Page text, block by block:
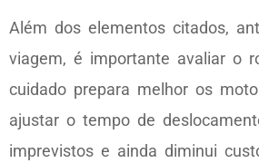
Além dos elementos citados,
viagem, é importante avaliar o
cuidado prepara melhor os
ajustar o tempo de
imprevistos e ainda diminui